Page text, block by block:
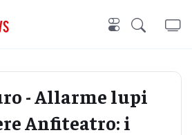
- Allarme lupi
Anfiteatro: i